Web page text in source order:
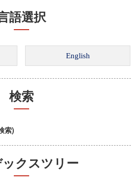
語選択
検索
索)
クスツリー